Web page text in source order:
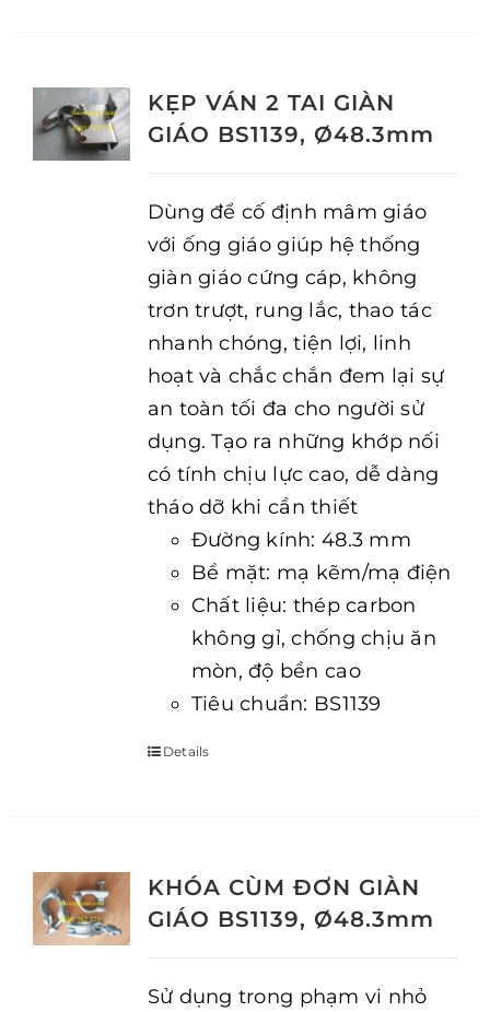
KẸP VÁN 2 TAI GIÀN
GIÁO BS1139, Ø48.3mm
Dùng để cố định mâm giáo
với ống giáo giúp hệ thống
giàn giáo cứng cáp, không
trơn trượt, rung lắc, thao tác
nhanh chóng, tiện lợi, linh
hoạt và chắc chắn đem lại sự
an toàn tối đa cho người sử
dụng. Tạo ra những khớp nối
có tính chịu lực cao, dễ dàng
tháo dỡ khi cần thiết
Đường kính: 48.3 mm
Bề mặt: mạ kẽm/mạ điện
Chất liệu: thép carbon
không gỉ, chống chịu ăn
mòn, độ bền cao
Tiêu chuẩn: BS1139
Details
KHÓA CÙM ĐƠN GIÀN
GIÁO BS1139, Ø48.3mm
Sử dụng trong phạm vi nhỏ